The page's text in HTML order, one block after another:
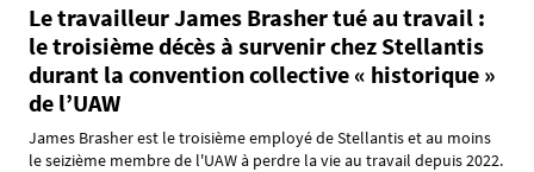
Le travailleur James Brasher tué au travail :
le troisième décès à survenir chez Stellantis
durant la convention collective « historique »
de l’UAW
James Brasher est le troisième employé de Stellantis et au moins
le seizième membre de l'UAW à perdre la vie au travail depuis 2022.